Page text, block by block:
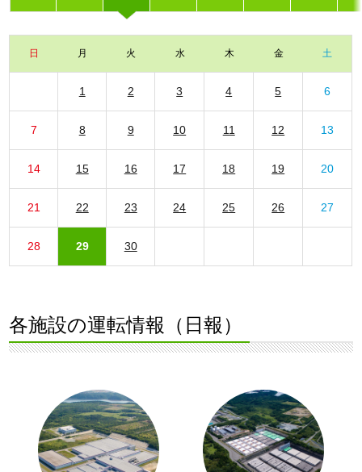
日 月 火 水 木 金 土
1 2 3 4 5 6
7 8 9 10 11 12 13
14 15 16 17 18 19 20
21 22 23 24 25 26 27
28 29 30
各施設の運転情報（日報）